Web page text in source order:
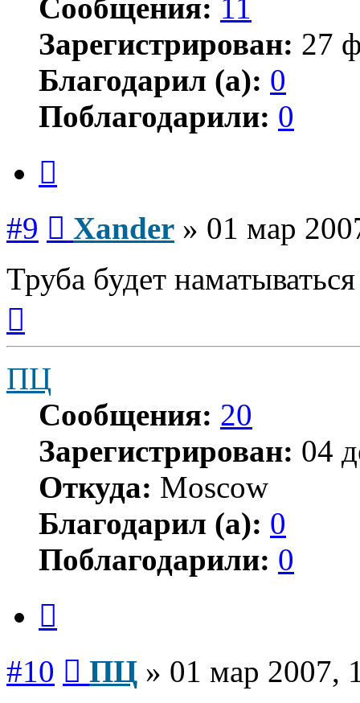
Сообщения: 11
Зарегистрирован: 27
Благодарил (а): 0
Поблагодарили: 0
#9 Xander » 01 мар
Труба будет
началу
ПЦ
Сообщения: 20
Зарегистрирован: 04
Откуда: Moscow
Благодарил (а): 0
Поблагодарили: 0
#10 ПЦ » 01 мар 2007,